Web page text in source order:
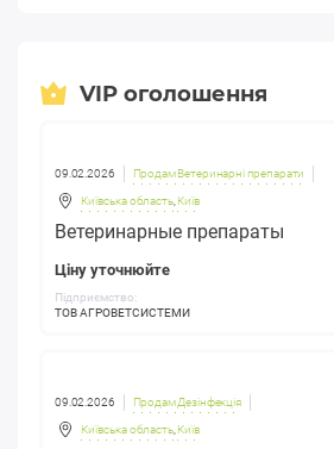
VIP оголошення
09.02.2026 Продам Ветеринарні препарати
Київська область, Київ
Ветеринарные препараты
Ціну уточнюйте
Підприємство:
ТОВ АГРОВЕТСИСТЕМИ
09.02.2026 Продам Дезінфекція
Київська область, Київ